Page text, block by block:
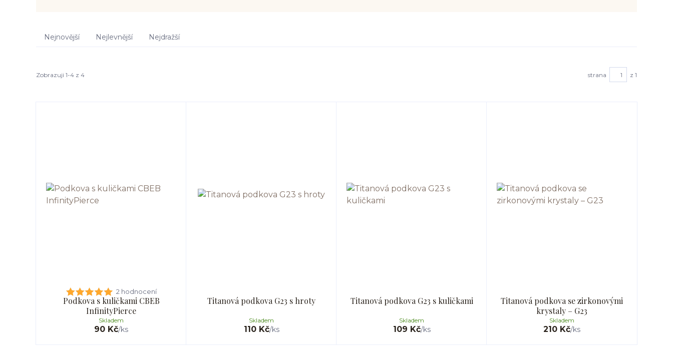
Nejnovější Nejlevnější Nejdražší
Zobrazuji 1-4 z 4 strana z 1
2 hodnocení
Podkova s kuličkami CBEB
InfinityPierce
90 Kč/ks
Skladem
Titanová podkova G23 s hroty
110 Kč/ks
Skladem
Titanová podkova G23 s kuličkami
109 Kč/ks
Skladem
Titanová podkova se zirkonovými
krystaly – G23
210 Kč/ks
Skladem